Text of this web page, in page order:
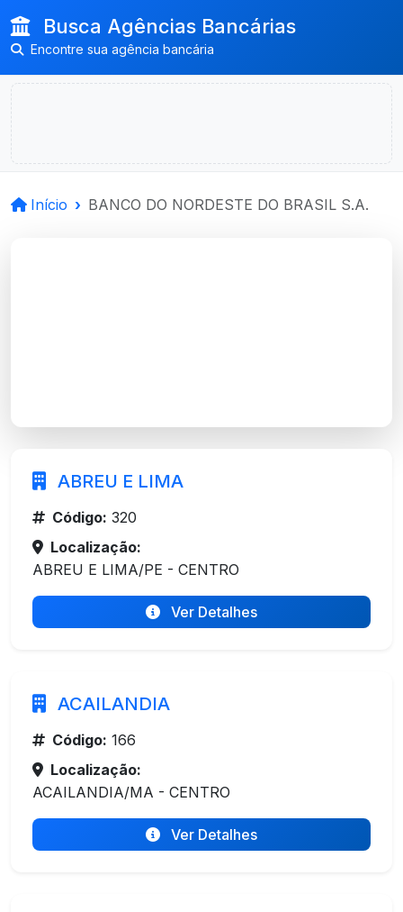
Busca Agências Bancárias
Encontre sua agência bancária
Início BANCO DO NORDESTE DO BRASIL S.A.
ABREU E LIMA
Código: 320
Localização:
ABREU E LIMA/PE - CENTRO
Ver Detalhes
ACAILANDIA
Código: 166
Localização:
ACAILANDIA/MA - CENTRO
Ver Detalhes